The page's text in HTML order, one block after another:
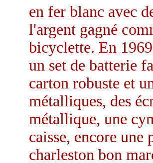
en fer blanc avec
l'argent gagné
bicyclette. En
un set de batterie
carton robuste et
métalliques, des
métallique, une
caisse, encore une
charleston bon